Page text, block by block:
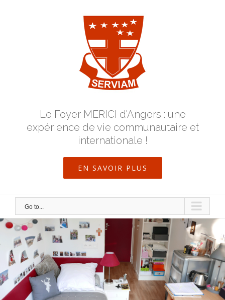
Le Foyer MERICI d'Angers : une
expérience de vie communautaire et
internationale !
EN SAVOIR PLUS
Go to...